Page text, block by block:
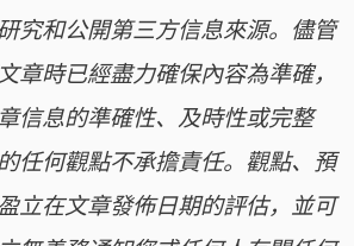
究和公開第三方信息來源。儘管
章時已經盡力確保內容為準確，
信息的準確性、及時性或完整
任何觀點不承擔責任。觀點、預
立在文章發佈日期的評估，並可